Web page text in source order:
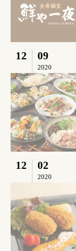
12 09
2020
12 02
2020